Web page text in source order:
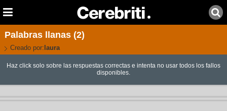
Palabras llanas (2)
Creado por: laura
Haz click solo sobre las respuestas correctas e intenta no usar todos los fallos
disponibles.